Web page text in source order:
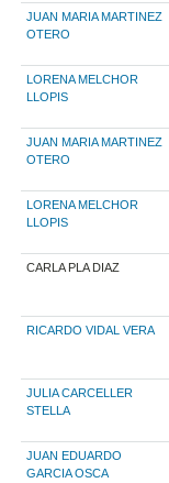
JUAN MARIA MARTINEZ
OTERO
LORENA MELCHOR
LLOPIS
JUAN MARIA MARTINEZ
OTERO
LORENA MELCHOR
LLOPIS
CARLA PLA DIAZ
RICARDO VIDAL VERA
JULIA CARCELLER
STELLA
JUAN EDUARDO
GARCIA OSCA